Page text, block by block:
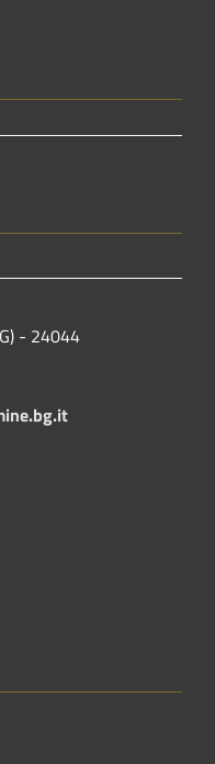
- 24044